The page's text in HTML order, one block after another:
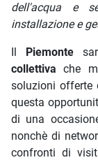
dell'acqua e
installazione e
Il Piemonte
collettiva che
soluzioni offerte
questa
di una
nonchè di
confronti di